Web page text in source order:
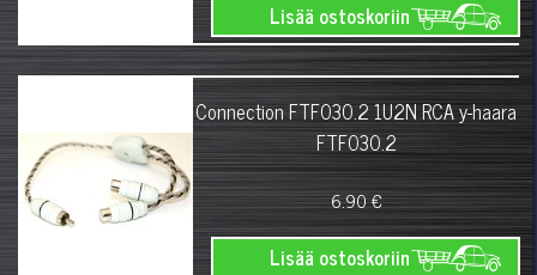
Lisää ostoskoriin
Connection FTF030.2 1U2N RCA y-haara
FTF030.2
6.90 €
Lisää ostoskoriin